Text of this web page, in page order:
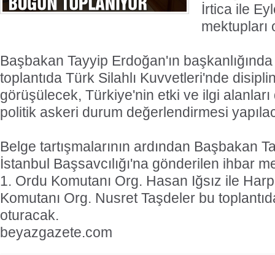
İrtica ile
mektupları
Başbakan Tayyip Erdoğan'ın
toplantıda Türk Silahlı Kuvvetleri'nde
görüşülecek, Türkiye'nin etki ve ilgi
politik askeri durum değerlendirmesi
Belge tartışmalarının ardından Başbakan
İstanbul Başsavcılığı'na gönderilen ihbar
1. Ordu Komutanı Org. Hasan Iğsız ile
Komutanı Org. Nusret Taşdeler bu
oturacak.
beyazgazete.com